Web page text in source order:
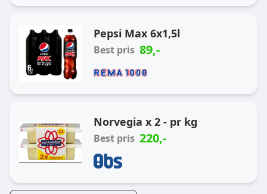
Pepsi Max 6x1,5l
Best pris 89,-
Norvegia x 2 - pr kg
Best pris 220,-